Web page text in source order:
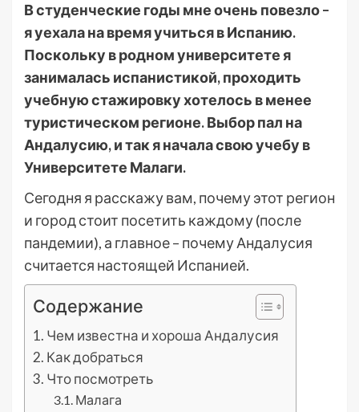
В студенческие годы мне очень повезло –
я уехала на время учиться в Испанию.
Поскольку в родном университете я
занималась испанистикой, проходить
учебную стажировку хотелось в менее
туристическом регионе. Выбор пал на
Андалусию, и так я начала свою учебу в
Университете Малаги.
Сегодня я расскажу вам, почему этот регион
и город стоит посетить каждому (после
пандемии), а главное – почему Андалусия
считается настоящей Испанией.
Содержание
Чем известна и хороша Андалусия
Как добраться
Что посмотреть
Малага